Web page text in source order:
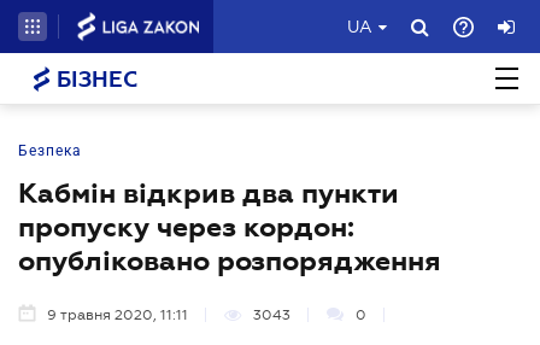
UA
БІЗНЕС
Безпека
Кабмін відкрив два пункти
пропуску через кордон:
опубліковано розпорядження
9 травня 2020, 11:11 3043 0